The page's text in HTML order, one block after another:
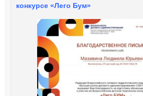
конкурсе «Лего Бум»